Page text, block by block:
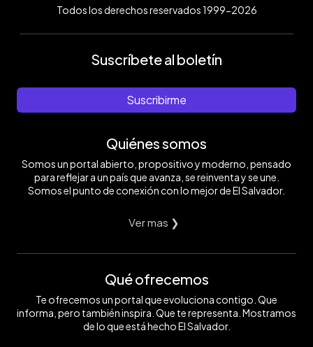
Todos los derechos reservados 1999-2026
Suscríbete al boletín
Suscribirme
Quiénes somos
Somos un portal abierto, propositivo y moderno, pensado
para reflejar a un país que avanza, se reinventa y se une.
Somos el punto de conexión con lo mejor de El Salvador.
Ver mas ❯
Qué ofrecemos
Te ofrecemos un portal que evoluciona contigo. Que
informa, pero también inspira. Que te representa. Mostramos
de lo que está hecho El Salvador.